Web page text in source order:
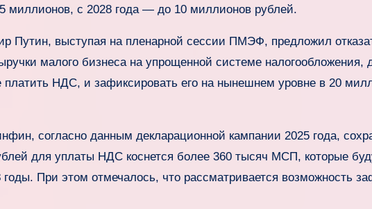
миллионов, с 2028 года — до 10 миллионов рублей.
Путин, выступая на пленарной сессии ПМЭФ, предложил
малого бизнеса на упрощенной системе налогообложения,
платить НДС, и зафиксировать его на нынешнем уровне в 20
согласно данным декларационной кампании 2025 года,
для уплаты НДС коснется более 360 тысяч МСП, которые
При этом отмечалось, что рассматривается возможность